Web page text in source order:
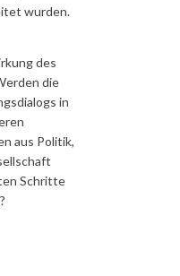
wurden.
des
die
in
aus Politik,
Schritte